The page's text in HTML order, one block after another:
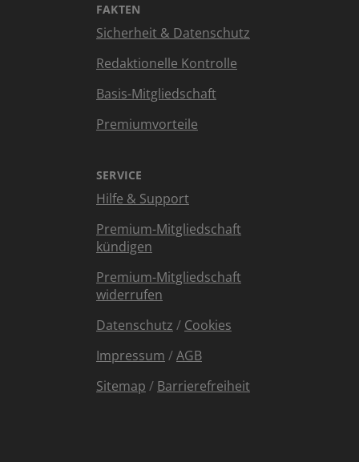
FAKTEN
Sicherheit & Datenschutz
Redaktionelle Kontrolle
Basis-Mitgliedschaft
Premiumvorteile
SERVICE
Hilfe & Support
Premium-Mitgliedschaft
kündigen
Premium-Mitgliedschaft
widerrufen
Datenschutz / Cookies
Impressum /AGB
Sitemap / Barrierefreiheit